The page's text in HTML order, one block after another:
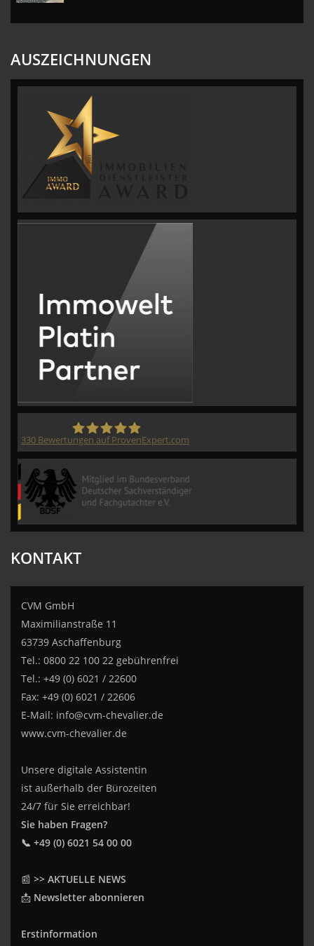
AUSZEICHNUNGEN
330 Bewertungen auf ProvenExpert.com
KONTAKT
CVM GmbH
Maximilianstraße 11
63739 Aschaffenburg
Tel.: 0800 22 100 22 gebührenfrei
Tel.: +49 (0) 6021 / 22600
Fax: +49 (0) 6021 / 22606
E-Mail: info@cvm-chevalier.de
www.cvm-chevalier.de
Unsere digitale Assistentin
ist außerhalb der Bürozeiten
24/7 für Sie erreichbar!
Sie haben Fragen?
📞 +49 (0) 6021 54 00 00
📰 >> AKTUELLE NEWS
📩 Newsletter abonnieren
Erstinformation